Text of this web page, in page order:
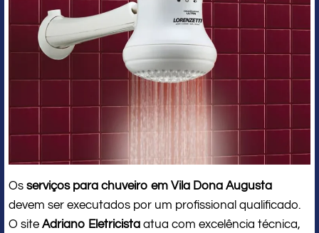
Os serviços para chuveiro em Vila Dona Augusta
devem ser executados por um profissional qualificado.
O site Adriano Eletricista atua com excelência técnica,